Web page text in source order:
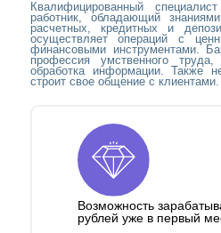
Квалифицированный
работник, обладающий
расчетных, кредитных и
осуществляет операций с
финансовыми инструментами.
профессия умственного
обработка информации. Также
строит свое общение с клиентами.
Возможность
рублей уже в первый